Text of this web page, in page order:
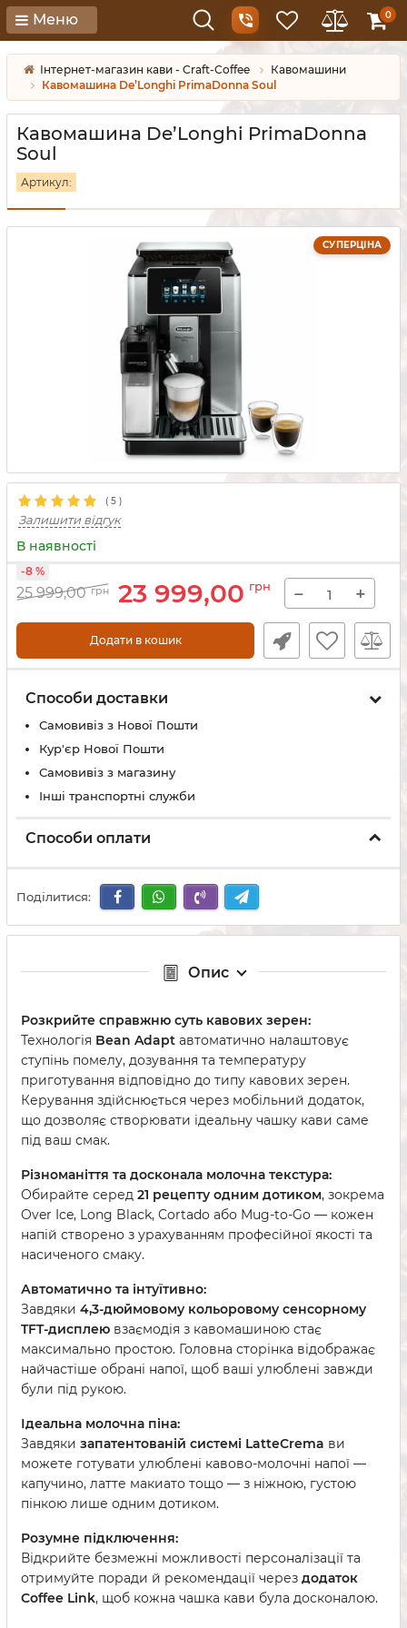
Меню 0
Інтернет-магазин кави - Craft-Coffee
Кавомашини
Кавомашина De’Longhi PrimaDonna Soul
Кавомашина De’Longhi PrimaDonna
Soul
Артикул:
СУПЕРЦІНА
( 5 )
Залишити відгук
В наявності
25 999,00 грн 23 999,00 грн
-8 %
− +
Додати в кошик
Способи доставки
Самовивіз з Нової Пошти
Кур'єр Нової Пошти
Самовивіз з магазину
Інші транспортні служби
Способи оплати
Поділитися:
Опис
Розкрийте справжню суть кавових зерен:
Технологія Bean Adapt автоматично налаштовує
ступінь помелу, дозування та температуру
приготування відповідно до типу кавових зерен.
Керування здійснюється через мобільний додаток,
що дозволяє створювати ідеальну чашку кави саме
під ваш смак.
Різноманіття та досконала молочна текстура:
Обирайте серед 21 рецепту одним дотиком, зокрема
Over Ice, Long Black, Cortado або Mug-to-Go — кожен
напій створено з урахуванням професійної якості та
насиченого смаку.
Автоматично та інтуїтивно:
Завдяки 4,3-дюймовому кольоровому сенсорному
TFT-дисплею взаємодія з кавомашиною стає
максимально простою. Головна сторінка відображає
найчастіше обрані напої, щоб ваші улюблені завжди
були під рукою.
Ідеальна молочна піна:
Завдяки запатентованій системі LatteCrema ви
можете готувати улюблені кавово-молочні напої —
капучино, латте макиато тощо — з ніжною, густою
пінкою лише одним дотиком.
Розумне підключення:
Відкрийте безмежні можливості персоналізації та
отримуйте поради й рекомендації через додаток
Coffee Link, щоб кожна чашка кави була досконалою.